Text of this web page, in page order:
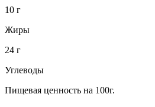
10 г
Жиры
24 г
Углеводы
Пищевая ценность на 100г.